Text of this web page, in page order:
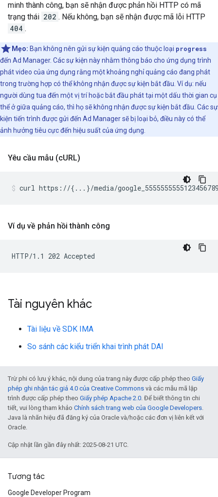
minh thành công, bạn sẽ nhận được phản hồi HTTP có mã
trạng thái 202 . Nếu không, bạn sẽ nhận được mã lỗi HTTP
404 .
Mẹo: Bạn không nên gửi sự kiện quảng cáo thuộc loại progress
đến Ad Manager. Các sự kiện này nhằm thông báo cho ứng dụng trình
phát video của ứng dụng rằng một khoảng nghỉ quảng cáo đang phát
trong trường hợp có thể không nhận được sự kiện bắt đầu. Ví dụ: nếu
người dùng tua đến một vị trí hoặc bắt đầu phát tại một dấu thời gian cụ
thể ở giữa quảng cáo, thì họ sẽ không nhận được sự kiện bắt đầu. Các sự
kiện tiến trình được gửi đến Ad Manager sẽ bị loại bỏ, điều này có thể
ảnh hưởng tiêu cực đến hiệu suất của ứng dụng.
Yêu cầu mẫu (cURL)
curl https://{ ... }/media/
Ví dụ về phản hồi thành công
Tài nguyên khác
Tài liệu về SDK IMA
So sánh các kiểu triển khai trình phát DAI
Trừ phi có lưu ý khác, nội dung của trang này được cấp phép theo Giấy
phép ghi nhận tác giả 4.0 của Creative Commons và các mẫu mã lập
trình được cấp phép theo Giấy phép Apache 2.0. Để biết thông tin chi
tiết, vui lòng tham khảo Chính sách trang web của Google Developers.
Java là nhãn hiệu đã đăng ký của Oracle và/hoặc các đơn vị liên kết với
Oracle.
Cập nhật lần gần đây nhất: 2025-08-21 UTC.
Tương tác
Google Developer Program